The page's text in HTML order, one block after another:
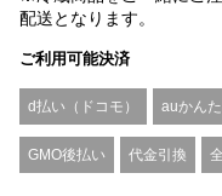
配送となります。
ご利用可能決済
d払い（ドコモ） auかん
GMO後払い 代金引換